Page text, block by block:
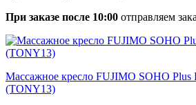
При заказе после 10:00 отправляем
Массажное кресло FUJIMO SOHO Plus
(TONY13)